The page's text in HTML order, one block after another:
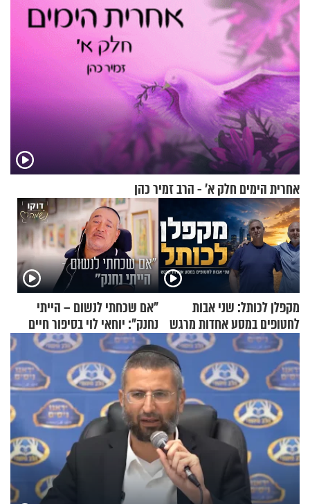
אחרית הימים חלק א’ - הרב זמיר כהן
מקפלן לכותל: שני אבות
לחטופים במסע אחדות מרגש
"אם שכחתי לנשום – הייתי
נחנק": יוחאי לוי בסיפור חיים
מעורר השראה